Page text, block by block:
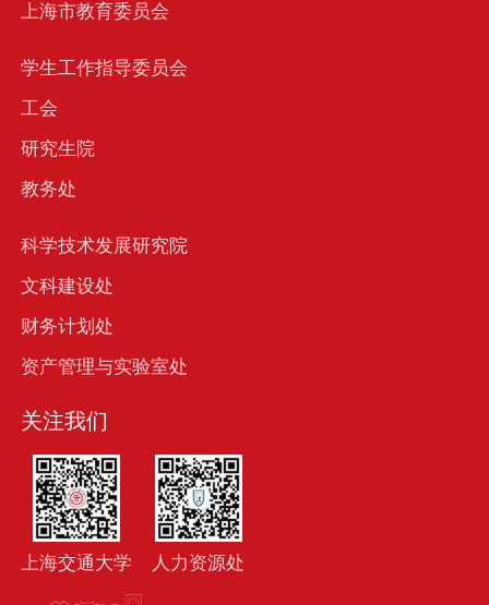
上海市教育委员会
学生工作指导委员会
工会
研究生院
教务处
科学技术发展研究院
文科建设处
财务计划处
资产管理与实验室处
关注我们
上海交通大学 人力资源处